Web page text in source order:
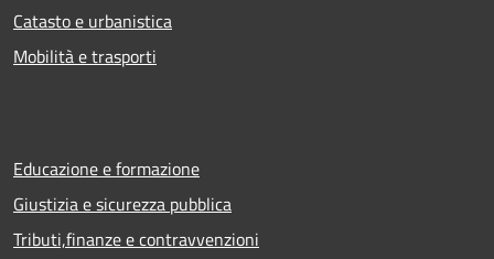
Catasto e urbanistica
Mobilità e trasporti
Educazione e formazione
Giustizia e sicurezza pubblica
Tributi,finanze e contravvenzioni